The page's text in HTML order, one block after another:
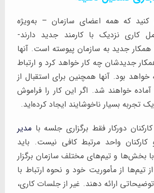
کنید که همه اعضای سازمان – به‌ویژه
کاری نزدیک با کارمند جدید دارند-
جدید به سازمان پیوسته است. آنها
جدیدشان چه‌ کار خواهد کرد و ارتباط
خواهد بود. آنها همچنین برای استقبال از
خواهند شد. اگر این کار را فراموش
تجربه بسیار ناخوشایند ایجاد کرده‌اید.
دورکار فقط برگزاری جلسه با مدیر
کارکنان واحد مرتبط کافی نیست. باید
بخش‌ها و تیم‌های مختلف سازمان برگزار
تیم‌ها از مأموریت خود و نحوه ارتباط با
ارائه دهند. غیر از جلسات کاری،